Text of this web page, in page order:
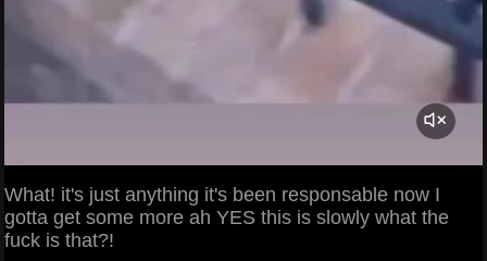
What! it's just anything it's been responsable now I
gotta get some more ah YES this is slowly what the
fuck is that?!